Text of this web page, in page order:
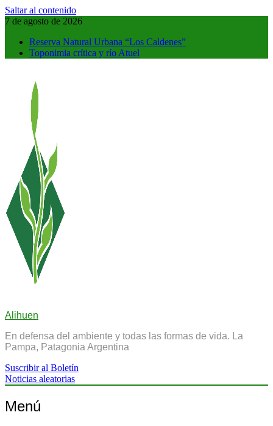
Saltar al contenido
7 de agosto de 2026
Reserva Natural Urbana “Los Caldenes”
Toponimia crítica y río Atuel
Alihuen
En defensa del ambiente y todas las formas de vida. La
Pampa, Patagonia Argentina
Suscribir al Boletín
Noticias aleatorias
Menú